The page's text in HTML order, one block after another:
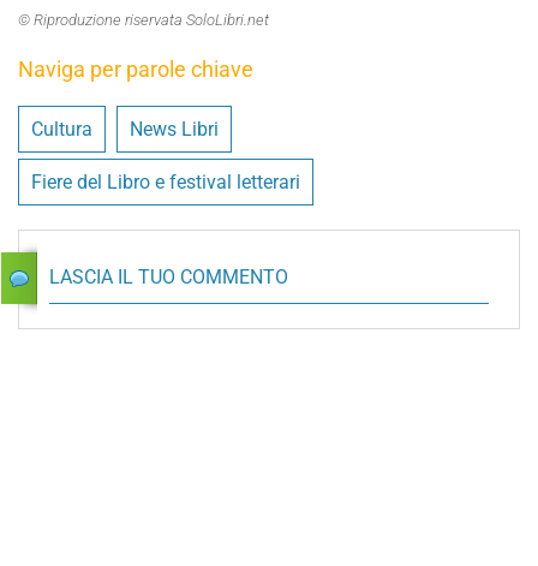
© Riproduzione riservata SoloLibri.net
Naviga per parole chiave
Cultura News Libri
Fiere del Libro e festival letterari
LASCIA IL TUO COMMENTO